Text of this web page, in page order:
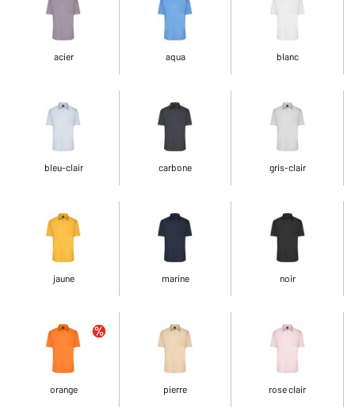
acier aqua blanc
bleu-clair carbone gris-clair
jaune marine noir
orange pierre rose clair